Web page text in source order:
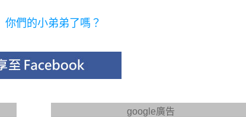
們的小弟弟了嗎？
google廣告